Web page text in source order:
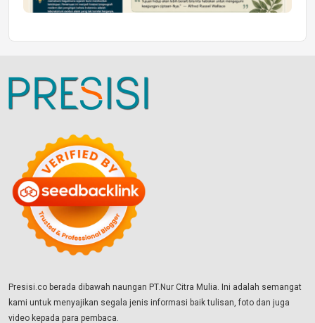
Presisi.co berada dibawah naungan PT.Nur Citra Mulia. Ini adalah semangat
kami untuk menyajikan segala jenis informasi baik tulisan, foto dan juga
video kepada para pembaca.